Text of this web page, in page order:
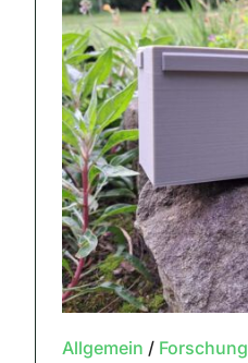
Allgemein / Forschung